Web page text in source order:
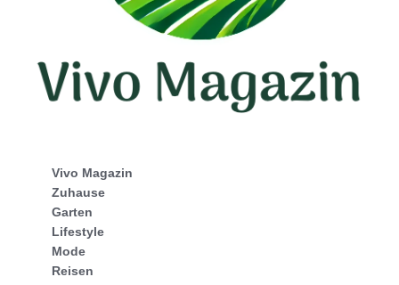
Vivo Magazin
Zuhause
Garten
Lifestyle
Mode
Reisen